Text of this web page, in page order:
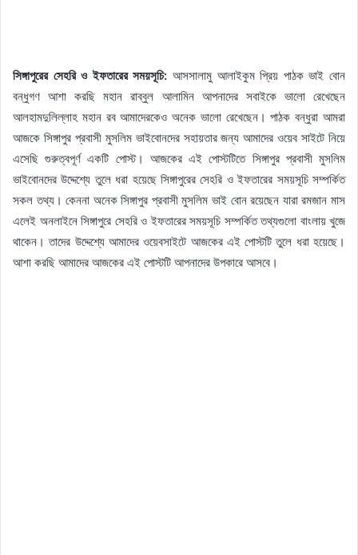
সিঙ্গাপুরের সেহরি ও ইফতারের সময়সূচি: আসসালামু আলাইকুম প্রিয় পাঠক ভাই বোন
বন্ধুগণ আশা করছি মহান রাব্বুল আলামিন আপনাদের সবাইকে ভালো রেখেছেন
আলহামদুলিল্লাহ মহান রব আমাদেরকেও অনেক ভালো রেখেছেন। পাঠক বন্ধুরা আমরা
আজকে সিঙ্গাপুর প্রবাসী মুসলিম ভাইবোনদের সহায়তার জন্য আমাদের ওয়েব সাইটে নিয়ে
এসেছি গুরুত্বপূর্ণ একটি পোস্ট। আজকের এই পোস্টটিতে সিঙ্গাপুর প্রবাসী মুসলিম
ভাইবোনদের উদ্দেশ্যে তুলে ধরা হয়েছে সিঙ্গাপুরের সেহরি ও ইফতারের সময়সূচি সম্পর্কিত
সকল তথ্য। কেননা অনেক সিঙ্গাপুর প্রবাসী মুসলিম ভাই বোন রয়েছেন যারা রমজান মাস
এলেই অনলাইনে সিঙ্গাপুরে সেহরি ও ইফতারের সময়সূচি সম্পর্কিত তথ্যগুলো বাংলায় খুজে
থাকেন। তাদের উদ্দেশ্যে আমাদের ওয়েবসাইটে আজকের এই পোস্টটি তুলে ধরা হয়েছে।
আশা করছি আমাদের আজকের এই পোস্টটি আপনাদের উপকারে আসবে।